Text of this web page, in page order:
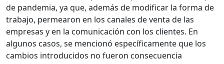
de pandemia, ya que, además de modificar la forma de
trabajo, permearon en los canales de venta de las
empresas y en la comunicación con los clientes. En
algunos casos, se mencionó específicamente que los
cambios introducidos no fueron consecuencia